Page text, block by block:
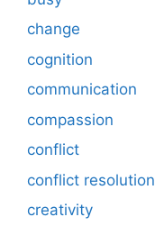
change
cognition
communication
compassion
conflict
conflict resolution
creativity